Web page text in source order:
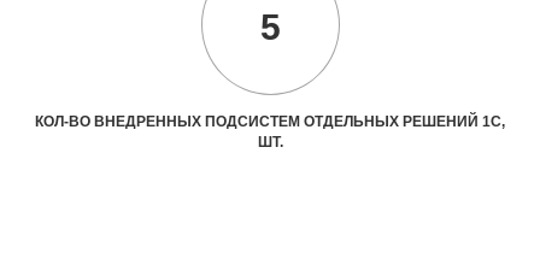
5
КОЛ-ВО ВНЕДРЕННЫХ ПОДСИСТЕМ ОТДЕЛЬНЫХ РЕШЕНИЙ 1С,
ШТ.